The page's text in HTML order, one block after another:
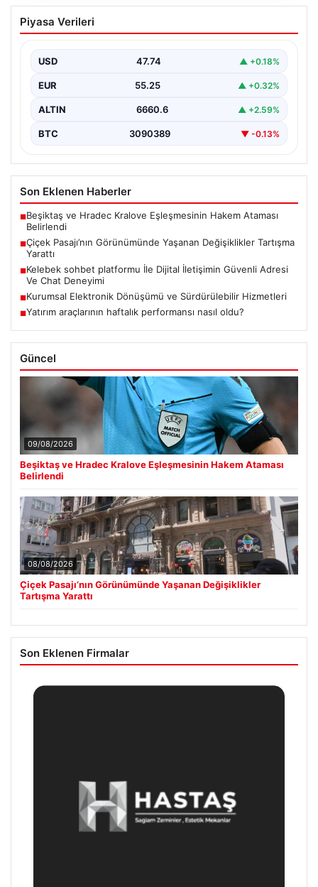
Çiçek Pasajı’nın Görünümünde Yaşanan
Değişiklikler Tartışma Yarattı
Çiçek Pasajı, son dönemde giriş cephesine
yerleştirilen…
Piyasa Verileri
USD 47.74 ▲ +0.18%
EUR 55.25 ▲ +0.32%
ALTIN 6660.6 ▲ +2.59%
BTC 3090389 ▼ -0.13%
Son Eklenen Haberler
■Beşiktaş ve Hradec Kralove Eşleşmesinin Hakem Ataması
Belirlendi
■Çiçek Pasajı’nın Görünümünde Yaşanan Değişiklikler Tartışma
Yarattı
■Kelebek sohbet platformu İle Dijital İletişimin Güvenli Adresi
Ve Chat Deneyimi
■Kurumsal Elektronik Dönüşümü ve Sürdürülebilir Hizmetleri
■Yatırım araçlarının haftalık performansı nasıl oldu?
Güncel
09/08/2026
Beşiktaş ve Hradec Kralove Eşleşmesinin Hakem Ataması
Belirlendi
08/08/2026
Çiçek Pasajı’nın Görünümünde Yaşanan Değişiklikler
Tartışma Yarattı
Son Eklenen Firmalar